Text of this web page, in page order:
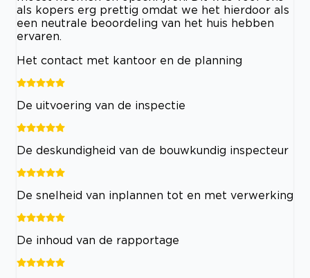
als kopers erg prettig omdat we het hierdoor als
een neutrale beoordeling van het huis hebben
ervaren.
Het contact met kantoor en de planning
De uitvoering van de inspectie
De deskundigheid van de bouwkundig inspecteur
De snelheid van inplannen tot en met verwerking
De inhoud van de rapportage